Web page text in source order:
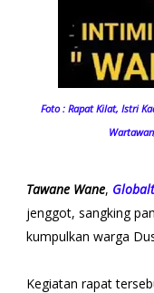
Foto : Rapat Kilat, Istri
Tawane Wane,
jenggot, sangking
kumpulkan warga
Kegiatan rapat